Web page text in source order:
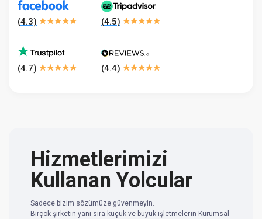
(4.3) (4.5)
(4.7) (4.4)
Hizmetlerimizi
Kullanan Yolcular
Sadece bizim sözümüze güvenmeyin.
Birçok şirketin yanı sıra küçük ve büyük işletmelerin Kurumsal